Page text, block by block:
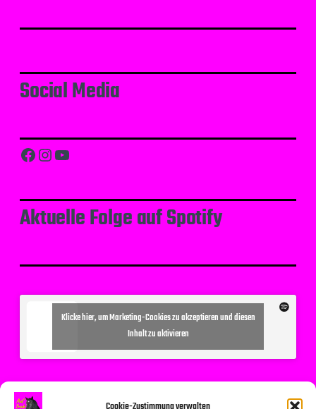
Social Media
Facebook Instagram YouTube
Aktuelle Folge auf Spotify
Klicke hier, um Marketing-Cookies zu akzeptieren und diesen
Inhalt zu aktivieren